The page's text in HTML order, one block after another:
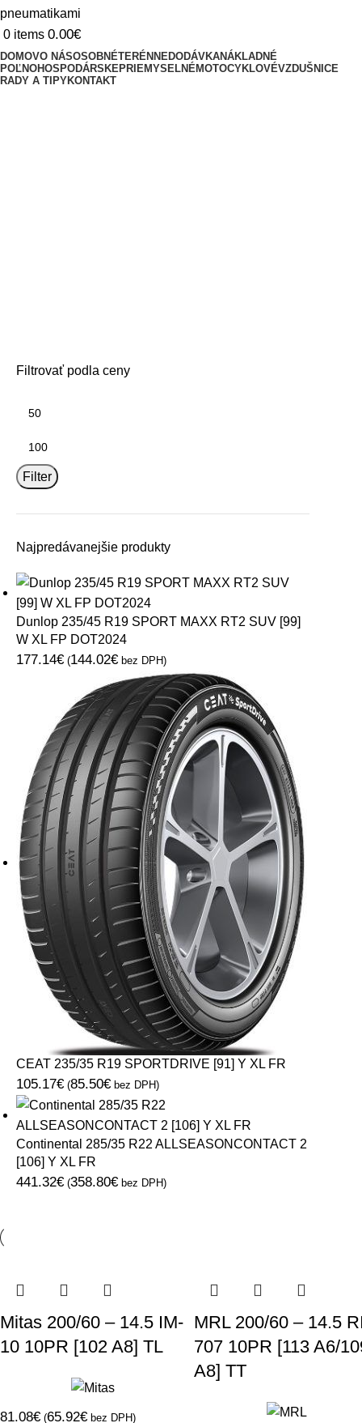
0 items 0.00€
DOMOVO NÁSOSOBNÉTERÉNNEDODÁVKANÁKLADNÉ
POĽNOHOSPODÁRSKEPRIEMYSELNÉMOTOCYKLOVÉVZDUŠNICE
RADY A TIPYKONTAKT
Filtrovať podla ceny
Filter
Najpredávanejšie produkty
Dunlop 235/45 R19 SPORT MAXX RT2 SUV [99]
W XL FP DOT2024
177.14€ (144.02€ bez DPH)
CEAT 235/35 R19 SPORTDRIVE [91] Y XL FR
105.17€ (85.50€ bez DPH)
Continental 285/35 R22 ALLSEASONCONTACT 2
[106] Y XL FR
441.32€ (358.80€ bez DPH)
Mitas 200/60 – 14.5 IM-
10 10PR [102 A8] TL
81.08€ (65.92€ bez DPH)
MRL 200/60 – 14.5
707 10PR [113 A6/
A8] TT